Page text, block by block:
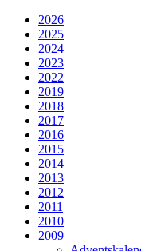
2026
2025
2024
2023
2022
2019
2018
2017
2016
2015
2014
2013
2012
2011
2010
2009